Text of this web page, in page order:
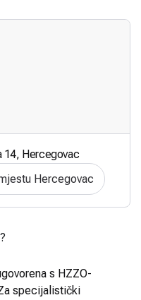
14, Hercegovac
Hercegovac
s HZZO-
specijalistički